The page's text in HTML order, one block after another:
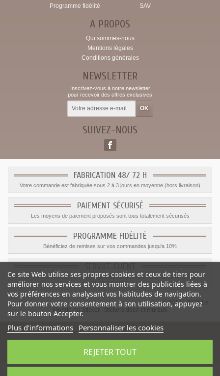
Programme fidélité
SAV
A PROPOS
Qui sommes-nous
Mentions légales
Conditions générales
NEWSLETTER
Inscrivez-vous à notre newsletter
pour recevoir des offres exclusives
SUIVEZ-NOUS
FABRICATION 48/ 72 H
Votre commande est fabriquée sous 2 à 3 jours en moyenne (hors livraison)
PAIEMENT SÉCURISÉ
Les moyens de paiement proposés sont tous totalement sécurisés
PROGRAMME FIDÉLITÉ
Bénéficiez de remises sur vos commandes jusqu'a 10%
Le service client est a votre disposition du lundi au vendredi de 8h à 17h
09.82.28.47.69.
© 2012 - 2026 Le
Monde du Sticker :
stickers déco et muraux
-Prix:3.00€
Ce site Web utilise ses propres cookies et ceux de tiers pour
améliorer nos services et vous montrer des publicités liées à
vos préférences en analysant vos habitudes de navigation.
Pour donner votre consentement à son utilisation, appuyez
sur le bouton Accepter.
Plus d'informations Personnaliser les cookies
REJETER TOUT